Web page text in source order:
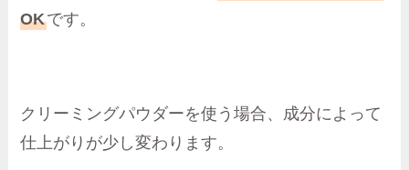
OKです。
クリーミングパウダーを使う場合、成分によって
仕上がりが少し変わります。